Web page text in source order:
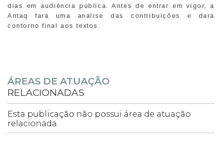
dias em audiência pública. Antes de entrar em vigor, a
Antaq fará uma análise das contribuições e dará
contorno final aos textos.
ÁREAS DE ATUAÇÃO
RELACIONADAS
Esta publicação não possui área de atuação
relacionada